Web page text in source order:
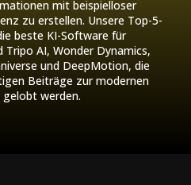
mit beispielloser
zu erstellen. Unsere Top-5-
beste KI-Software für
Tripo AI, Wonder Dynamics,
und DeepMotion, die
Beiträge zur modernen
werden.